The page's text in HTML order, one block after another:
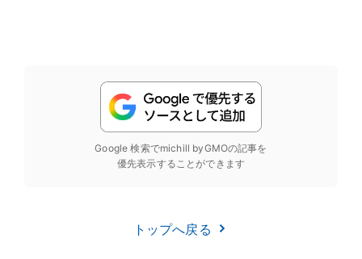
Google 検索でmichill byGMOの記事を
優先表示することができます
トップへ戻る